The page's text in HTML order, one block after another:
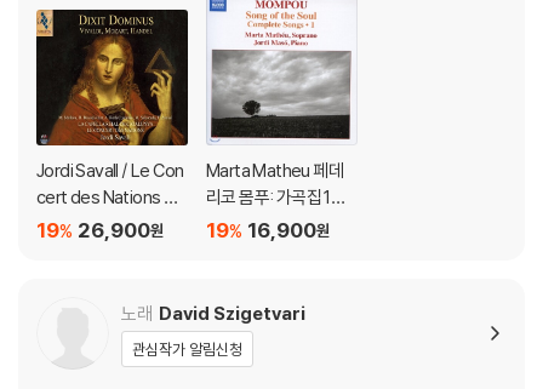
Jordi Savall / Le Con
cert des Nations 주
께서 말하기를 (딕시트
Dominus - Vivaldi /
Mozart / Handel) 조
르디 사발, 르 콩세르 데
26,900원
19%
Marta Matheu 페데
리코 몸푸: 가곡집 1집
(Federico Mompou:
1)
16,900원
19%
노래 David Szigetvari
관심작가 알림신청